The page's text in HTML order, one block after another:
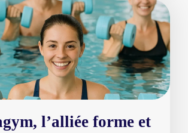
l’alliée forme et